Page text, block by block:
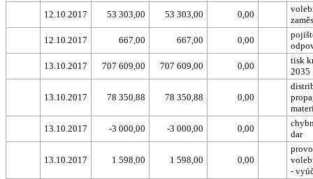
12.10.2017
53 303,00 53 303,00 0,00
12.10.2017
667,00 667,00 0,00
13.10.2017
707 609,00 707 609,00 0,00
tisk
2035
13.10.2017 78 350,88 78 350,88 0,00
13.10.2017
-3 000,00 -3 000,00 0,00
dar
13.10.2017 1 598,00 1 598,00 0,00
-